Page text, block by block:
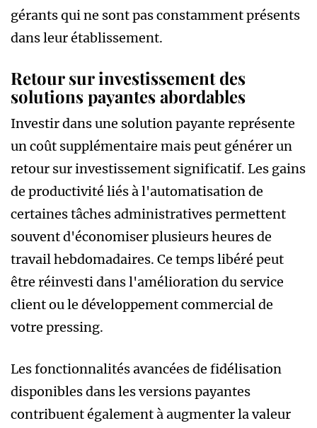
gérants qui ne sont pas constamment présents
dans leur établissement.
Retour sur investissement des
solutions payantes abordables
Investir dans une solution payante représente
un coût supplémentaire mais peut générer un
retour sur investissement significatif. Les gains
de productivité liés à l'automatisation de
certaines tâches administratives permettent
souvent d'économiser plusieurs heures de
travail hebdomadaires. Ce temps libéré peut
être réinvesti dans l'amélioration du service
client ou le développement commercial de
votre pressing.
Les fonctionnalités avancées de fidélisation
disponibles dans les versions payantes
contribuent également à augmenter la valeur